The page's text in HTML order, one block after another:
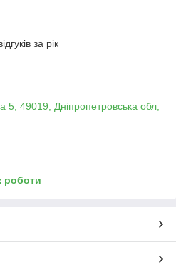
за рік
5, 49019, Дніпропетровська обл,
роботи